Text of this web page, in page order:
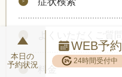
料金
本日の
予約状況
WEB予約
24時間受付中